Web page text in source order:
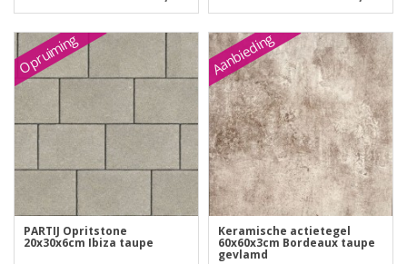
Opruiming
PARTIJ Opritstone
20x30x6cm Ibiza taupe
Aanbieding
Keramische actietegel
60x60x3cm Bordeaux taupe
gevlamd